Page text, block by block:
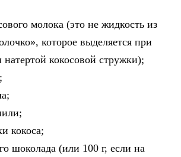
молока (это не жидкость из
которое выделяется при
кокосовой стружки);
кокоса;
шоколада (или 100 г, если на